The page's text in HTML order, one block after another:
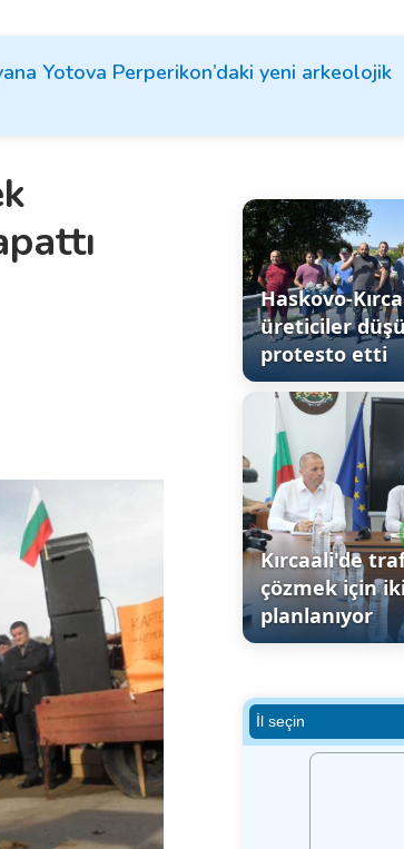
Yotova Perperikon’daki yeni arkeolojik
Haskovo-
üreticiler
protesto etti
Kırcaali'de
çözmek için
planlanıyor